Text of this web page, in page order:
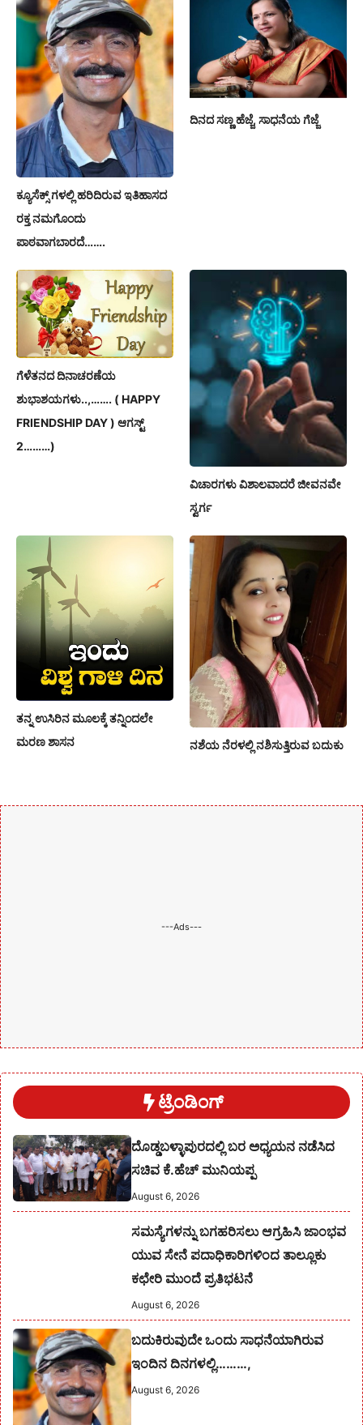
ಕ್ಯೂಸೆಕ್ಸ್ ಗಳಲ್ಲಿ ಹರಿದಿರುವ ಇತಿಹಾಸದ
ರಕ್ತ ನಮಗೊಂದು
ಪಾಠವಾಗಬಾರದೆ…….
ದಿನದ ಸಣ್ಣ ಹೆಜ್ಜೆ, ಸಾಧನೆಯ ಗೆಜ್ಜೆ
ಗೆಳೆತನದ ದಿನಾಚರಣೆಯ
ಶುಭಾಶಯಗಳು..,……. ( HAPPY
FRIENDSHIP DAY ) ಆಗಸ್ಟ್
2………)
ವಿಚಾರಗಳು ವಿಶಾಲವಾದರೆ ಜೀವನವೇ
ಸ್ವರ್ಗ
ತನ್ನ ಉಸಿರಿನ ಮೂಲಕ್ಕೆ ತನ್ನಿಂದಲೇ
ಮರಣ ಶಾಸನ
ನಶೆಯ ನೆರಳಲ್ಲಿ ನಶಿಸುತ್ತಿರುವ ಬದುಕು
---Ads---
ಟ್ರೆಂಡಿಂಗ್
ದೊಡ್ಡಬಳ್ಳಾಪುರದಲ್ಲಿ ಬರ ಅಧ್ಯಯನ ನಡೆಸಿದ
ಸಚಿವ ಕೆ.ಹೆಚ್ ಮುನಿಯಪ್ಪ
August 6, 2026
ಸಮಸ್ಯೆಗಳನ್ನು ಬಗಹರಿಸಲು ಆಗ್ರಹಿಸಿ ಜಾಂಭವ
ಯುವ ಸೇನೆ ಪದಾಧಿಕಾರಿಗಳಿಂದ ತಾಲ್ಲೂಕು
ಕಛೇರಿ ಮುಂದೆ ಪ್ರತಿಭಟನೆ
August 6, 2026
ಬದುಕಿರುವುದೇ ಒಂದು ಸಾಧನೆಯಾಗಿರುವ
ಇಂದಿನ ದಿನಗಳಲ್ಲಿ………,
August 6, 2026